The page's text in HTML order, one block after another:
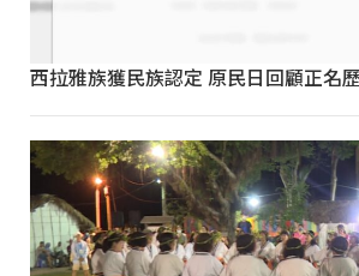
西拉雅族獲民族認定 原民日回顧正名